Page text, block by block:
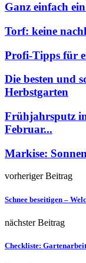
Ganz einfach
Torf: keine
Profi-Tipps für
Die besten und
Herbstgarten
Frühjahrsputz
Februar...
Markise:
vorheriger Beitrag
Schnee beseitigen –
nächster Beitrag
Checkliste: